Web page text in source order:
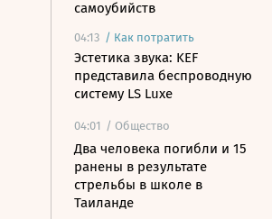
самоубийств
04:13 / Как потратить
Эстетика звука: KEF
представила беспроводную
систему LS Luxe
04:01 / Общество
Два человека погибли и 15
ранены в результате
стрельбы в школе в
Таиланде